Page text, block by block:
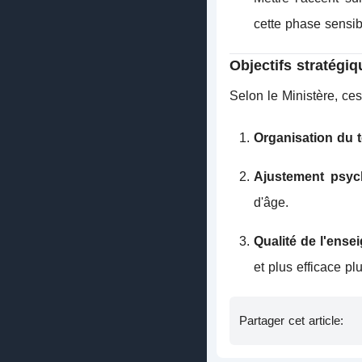
cette phase
Objectifs
Selon le Ministère,
Organisation du
Ajustement
d'âge.
Qualité de
et plus efficace
Partager cet article: